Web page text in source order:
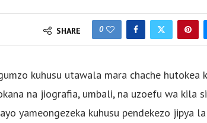
SHARE 0
kuhusu utawala mara chache hutokea
na jiografia, umbali, na uzoefu wa kila
yameongezeka kuhusu pendekezo jipya